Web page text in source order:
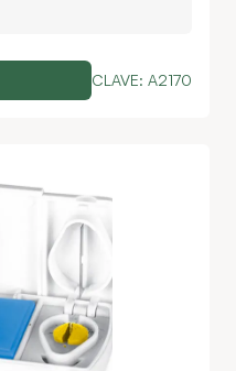
CLAVE: A2170